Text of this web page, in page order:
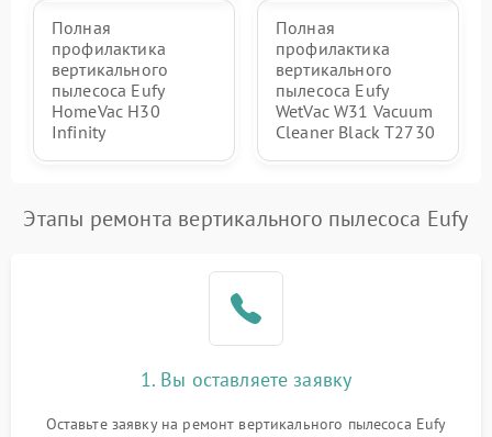
Полная
профилактика
вертикального
пылесоса Eufy
HomeVac H30
Infinity
Полная
профилактика
вертикального
пылесоса Eufy
WetVac W31 Vacuum
Cleaner Black T2730
Этапы ремонта вертикального пылесоса Eufy
1. Вы оставляете заявку
Оставьте заявку на ремонт вертикального пылесоса Eufy